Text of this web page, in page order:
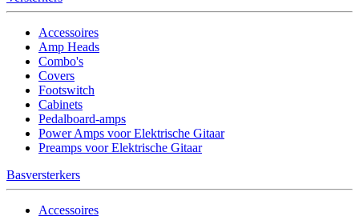
Accessoires
Amp Heads
Combo's
Covers
Footswitch
Cabinets
Pedalboard-amps
Power Amps voor Elektrische Gitaar
Preamps voor Elektrische Gitaar
Basversterkers
Accessoires